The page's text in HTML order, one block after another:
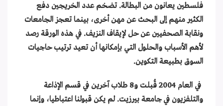
فلسطين يعانون من البطالة. تضخم عدد الخريجين دفع
الكثير منهم إلى البحث عن مهن أخرى، بينما تعجز الجامعات
ونقابة الصحفيين عن حل لإيقاف النزيف. في هذه الورقة رصد
لأهم الأسباب والحلول التي بإمكانها أن تعيد ترتيب حاجيات
السوق بطبيعة التكوين.
في العام 2004 قُبلت و8 طلاب آخرين في قسم الإذاعة
والتلفزيون في جامعة بيرزيت. لم يكن قبولنا اعتباطيا، وإنما